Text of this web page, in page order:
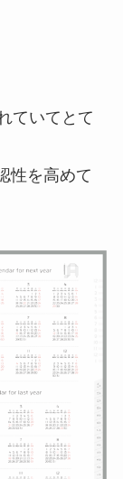
ていてとて
性を高めて